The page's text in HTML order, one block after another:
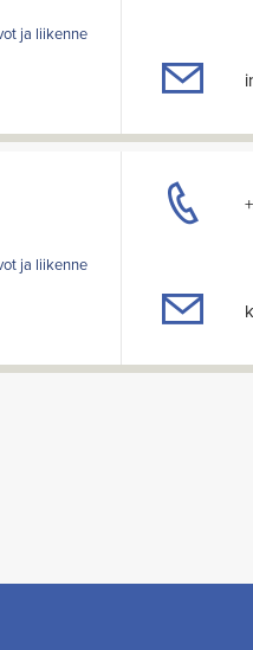
ja liikenne
ja liikenne